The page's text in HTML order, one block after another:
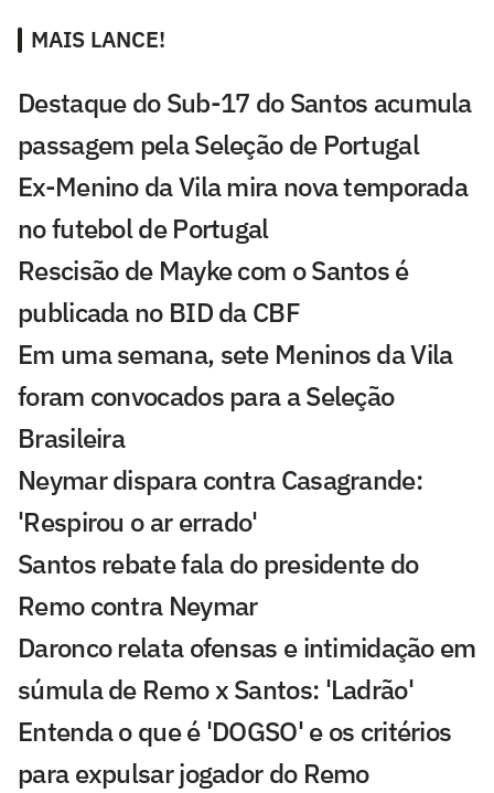
MAIS LANCE!
Destaque do Sub-17 do Santos acumula
passagem pela Seleção de Portugal
Ex-Menino da Vila mira nova temporada
no futebol de Portugal
Rescisão de Mayke com o Santos é
publicada no BID da CBF
Em uma semana, sete Meninos da Vila
foram convocados para a Seleção
Brasileira
Neymar dispara contra Casagrande:
'Respirou o ar errado'
Santos rebate fala do presidente do
Remo contra Neymar
Daronco relata ofensas e intimidação em
súmula de Remo x Santos: 'Ladrão'
Entenda o que é 'DOGSO' e os critérios
para expulsar jogador do Remo